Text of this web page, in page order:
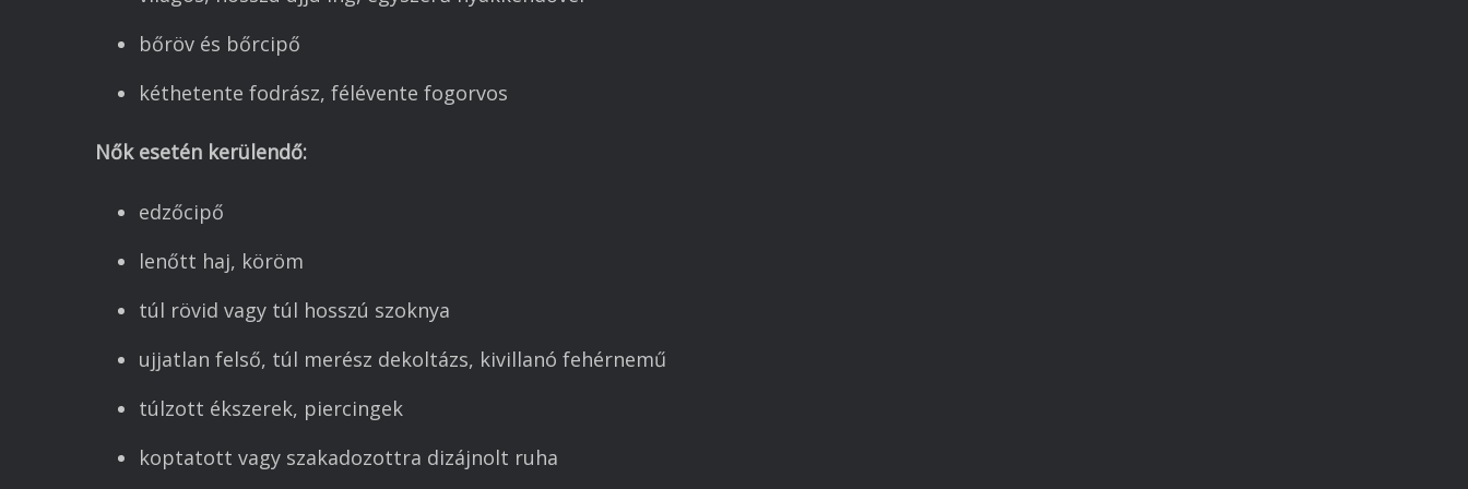
bőröv és bőrcipő
kéthetente fodrász, félévente fogorvos
Nők esetén kerülendő:
edzőcipő
lenőtt haj, köröm
túl rövid vagy túl hosszú szoknya
ujjatlan felső, túl merész dekoltázs, kivillanó fehérnemű
túlzott ékszerek, piercingek
koptatott vagy szakadozottra dizájnolt ruha